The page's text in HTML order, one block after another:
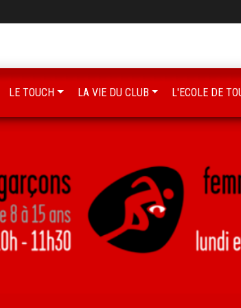
LE TOUCH LA VIE DU CLUB L'ECOLE DE